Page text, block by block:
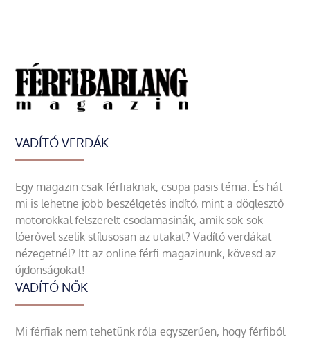
VADÍTÓ VERDÁK
Egy magazin csak férfiaknak, csupa pasis téma. És hát
mi is lehetne jobb beszélgetés indító, mint a döglesztő
motorokkal felszerelt csodamasinák, amik sok-sok
lóerővel szelik stílusosan az utakat? Vadító verdákat
nézegetnél? Itt az online férfi magazinunk, kövesd az
újdonságokat!
VADÍTÓ NŐK
Mi férfiak nem tehetünk róla egyszerűen, hogy férfiből